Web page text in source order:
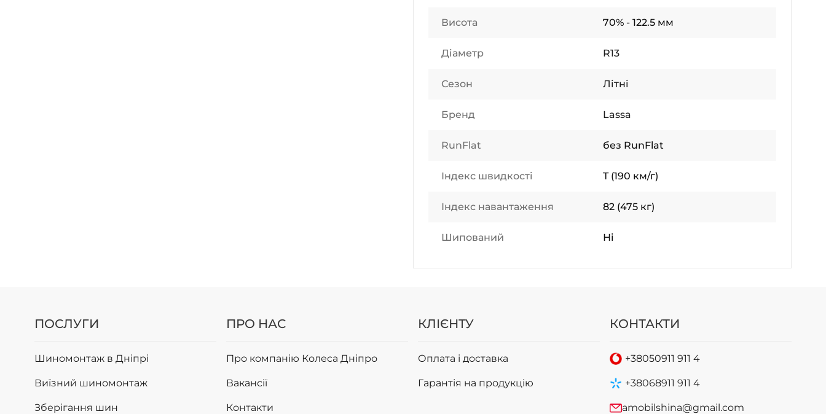
Висота 70% - 122.5 мм
Діаметр R13
Сезон Літні
Бренд Lassa
RunFlat без RunFlat
Індекс швидкості T (190 км/г)
Індекс навантаження 82 (475 кг)
Шипований Ні
ПОСЛУГИ
Шиномонтаж в Дніпрі
Виїзний шиномонтаж
Зберігання шин
ПРО НАС
Про компанію Колеса Дніпро
Вакансії
Контакти
КЛІЄНТУ
Оплата і доставка
Гарантія на продукцію
КОНТАКТИ
+38050911 911 4
+38068911 911 4
amobilshina@gmail.com